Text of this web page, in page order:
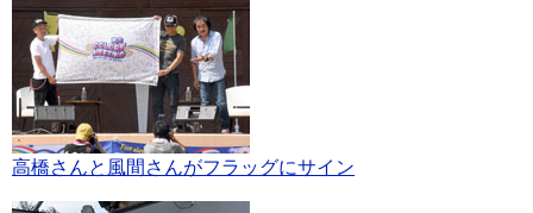
高橋さんと風間さんがフラッグにサイン